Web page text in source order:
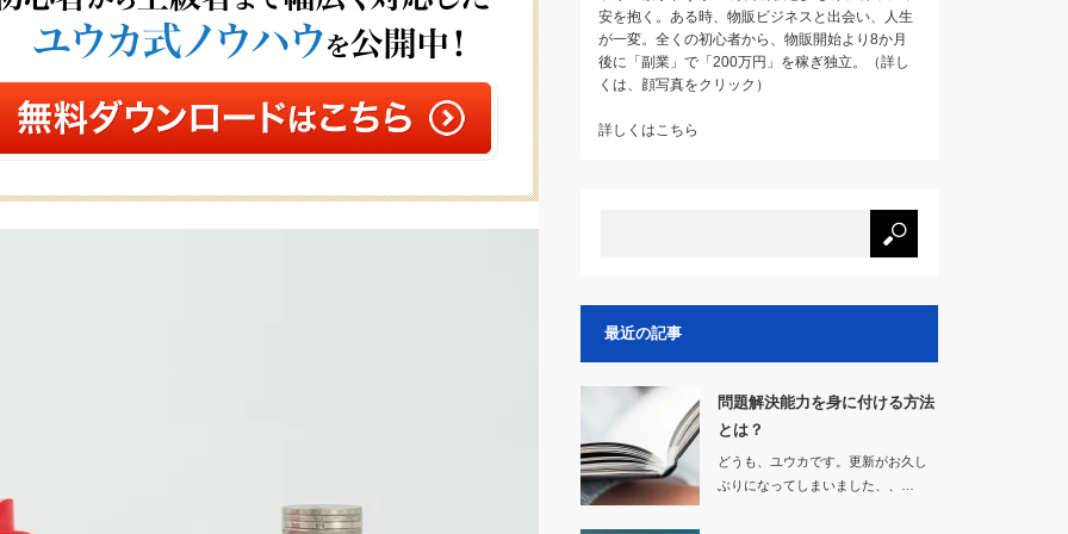
安を抱く。ある時、物販ビジネスと出会い、人生
が一変。全くの初心者から、物販開始より8か月
後に「副業」で「200万円」を稼ぎ独立。（詳し
くは、顔写真をクリック）
詳しくはこちら
最近の記事
問題解決能力を身に付ける方法
とは？
どうも、ユウカです。更新がお久し
ぶりになってしまいました、、…